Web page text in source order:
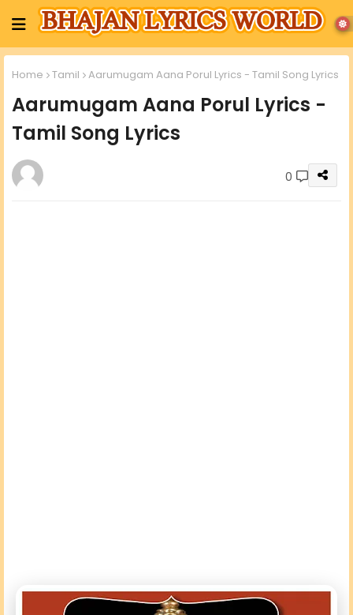
Home Tamil Aarumugam Aana Porul Lyrics - Tamil Song Lyrics
Aarumugam Aana Porul Lyrics -
Tamil Song Lyrics
0